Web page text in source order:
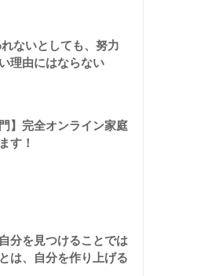
ないとしても、努力
理由にはならない
】完全オンライン家庭
す！
分を見つけることでは
は、自分を作り上げる